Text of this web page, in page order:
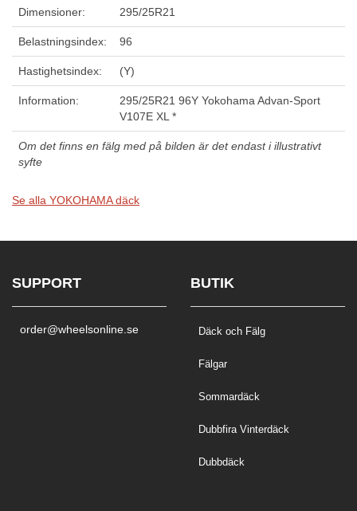
Dimensioner: 295/25R21
Belastningsindex: 96
Hastighetsindex: (Y)
Information:
295/25R21 96Y Yokohama Advan-Sport
V107E XL *
Om det finns en fälg med på bilden är det endast i illustrativt
syfte
Se alla YOKOHAMA däck
SUPPORT
order@wheelsonline.se
BUTIK
Däck och Fälg
Fälgar
Sommardäck
Dubbfira Vinterdäck
Dubbdäck